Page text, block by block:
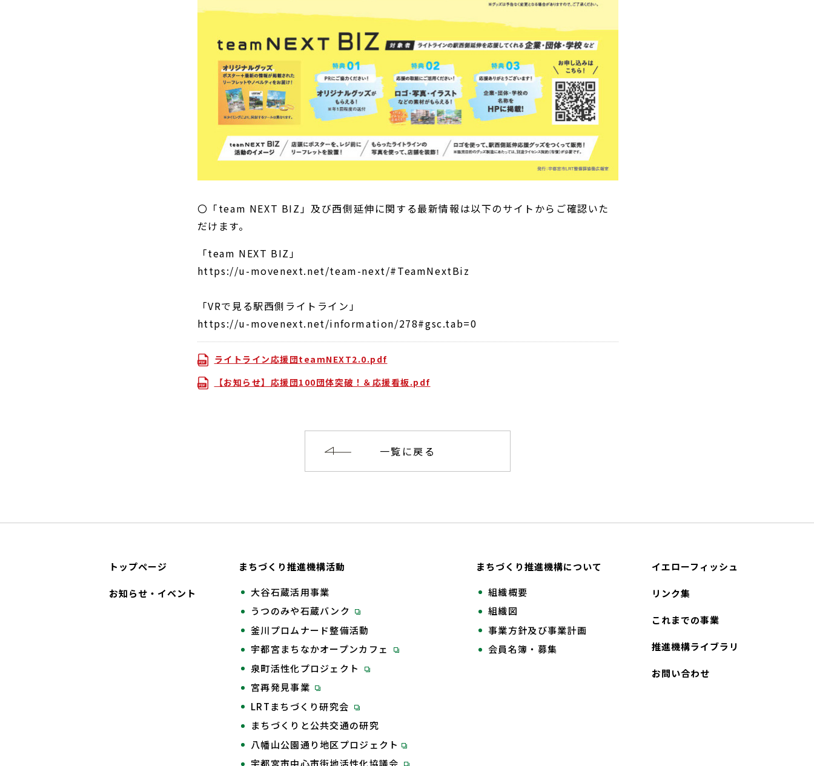
〇「team NEXT BIZ」及び西側延伸に関する最新情報は以下のサイトからご確認いた
だけます。
「team NEXT BIZ」
https://u-movenext.net/team-next/#TeamNextBiz
「VRで見る駅西側ライトライン」
https://u-movenext.net/information/278#gsc.tab=0
ライトライン応援団teamNEXT2.0.pdf
【お知らせ】応援団100団体突破！＆応援看板.pdf
一覧に戻る
トップページ
お知らせ・イベント
まちづくり推進機構活動
大谷石蔵活用事業
うつのみや石蔵バンク
釜川プロムナード整備活動
宇都宮まちなかオープンカフェ
泉町活性化プロジェクト
宮再発見事業
LRTまちづくり研究会
まちづくりと公共交通の研究
八幡山公園通り地区プロジェクト
宇都宮市中心市街地活性化協議会
まちづくり推進機構について
組織概要
組織図
事業方針及び事業計画
会員名簿・募集
イエローフィッシュ
リンク集
これまでの事業
推進機構ライブラリ
お問い合わせ